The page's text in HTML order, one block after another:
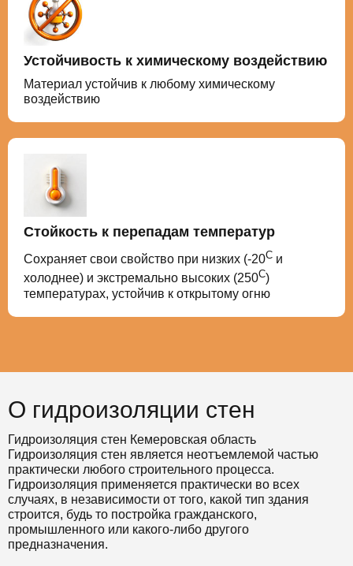
Устойчивость к химическому воздействию
Материал устойчив к любому химическому
воздействию
Стойкость к перепадам температур
Сохраняет свои свойство при низких (-20С и
холоднее) и экстремально высоких (250С)
температурах, устойчив к открытому огню
О гидроизоляции стен
Гидроизоляция стен Кемеровская область
Гидроизоляция стен является неотъемлемой частью
практически любого строительного процесса.
Гидроизоляция применяется практически во всех
случаях, в независимости от того, какой тип здания
строится, будь то постройка гражданского,
промышленного или какого-либо другого
предназначения.